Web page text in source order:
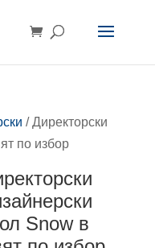
/ Директорски
по избор
Snow в